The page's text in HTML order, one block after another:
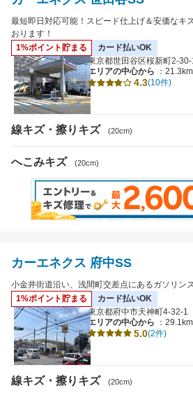
最短即日対応可能！スピード仕上げ＆安価なキ
おります！
1%ポイント貯まる
カード払いOK
東京都世田谷区桜新町2-
エリアの中心から
：21.3km
4.3(10件)
線キズ・擦りキズ (20cm)
へこみキズ (20cm)
カーエネクス 府中SS
小金井街道沿い、浅間町交差点にあるガソリン
1%ポイント貯まる
カード払いOK
東京都府中市天神町4-32-1
エリアの中心から
：29.1km
5.0(2件)
線キズ・擦りキズ (20cm)